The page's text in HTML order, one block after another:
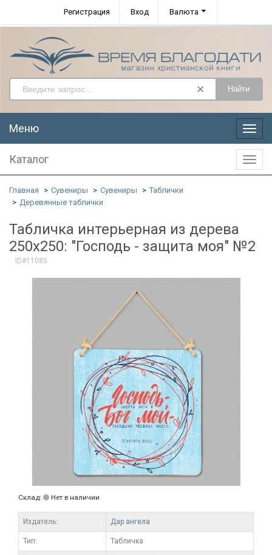
Регистрация Вход Валюта
Найти
Меню
Меню
Каталог
Главная Сувениры Сувениры
Таблички
Деревянные таблички
Табличка интерьерная из дерева
250x250: "Господь - защита моя" №2
ID#11085
Склад: Нет в наличии
Издатель: Дар ангела
Тип: Табличка